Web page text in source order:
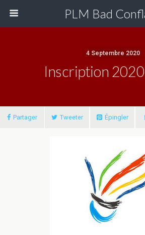
PLM Bad
4 Septembre 2020
Inscription
Partager Tweeter Épingler